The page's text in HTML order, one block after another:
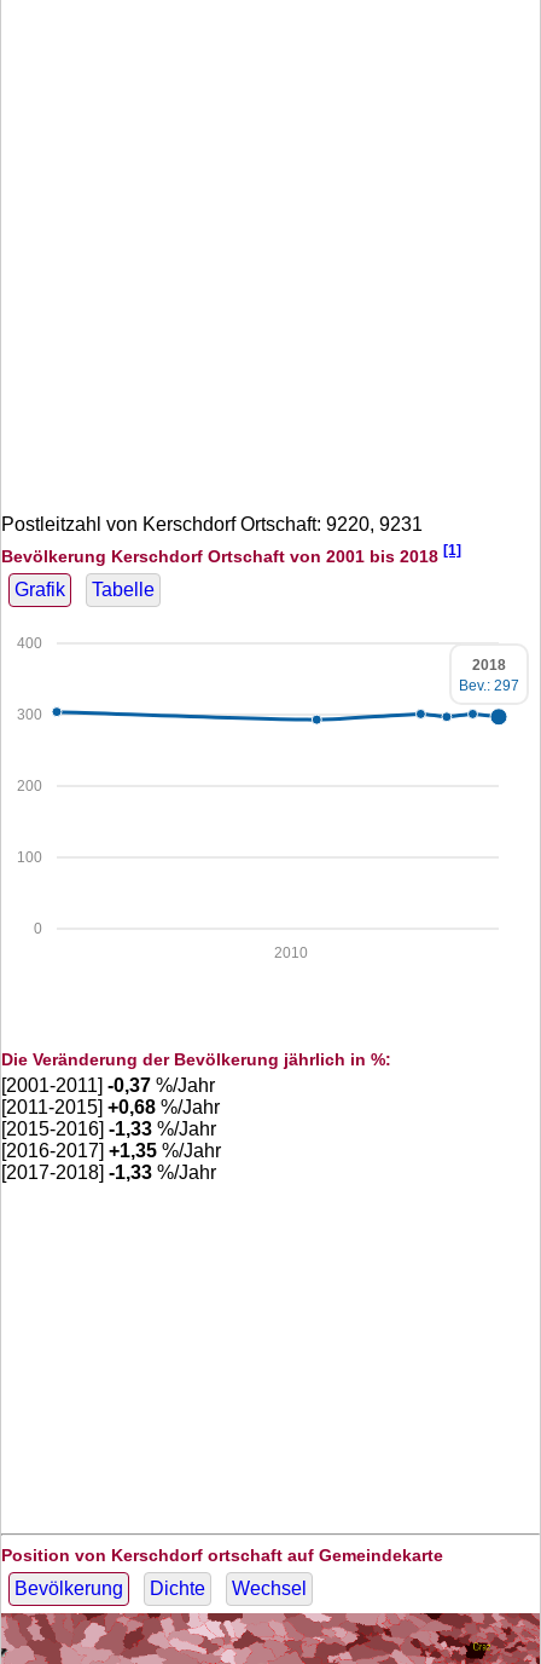
Postleitzahl von Kerschdorf Ortschaft: 9220, 9231
Bevölkerung Kerschdorf Ortschaft von 2001 bis 2018 [1]
Grafik Tabelle
0
100
200
300
400
2010
2018
Bev.: 297
Die Veränderung der Bevölkerung jährlich in %:
[2001-2011] -0,37 %/Jahr
[2011-2015] +0,68 %/Jahr
[2015-2016] -1,33 %/Jahr
[2016-2017] +1,35 %/Jahr
[2017-2018] -1,33 %/Jahr
Position von Kerschdorf ortschaft auf Gemeindekarte
Bevölkerung Dichte Wechsel